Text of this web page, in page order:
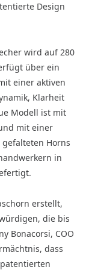
Design
wird auf 280
über ein
einer aktiven
Klarheit
Modell ist mit
mit einer
Horns
in
erstellt,
die bis
Bonacorsi, COO
dass